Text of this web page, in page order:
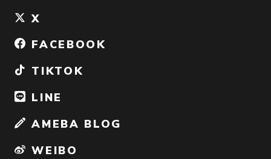
X
FACEBOOK
TIKTOK
LINE
AMEBA BLOG
WEIBO